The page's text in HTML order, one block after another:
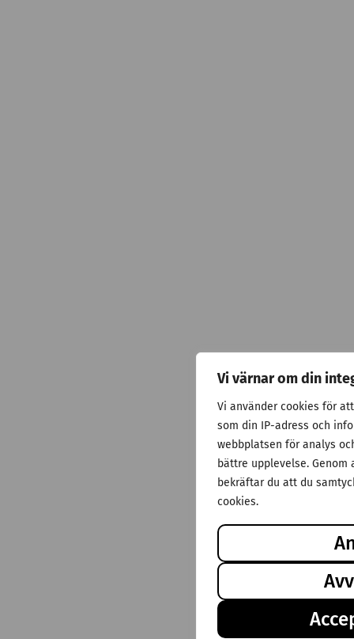
Vi värnar om din
Vi använder cookies för
som din IP-adress och
webbplatsen för analys
bättre upplevelse.
bekräftar du att du
cookies.